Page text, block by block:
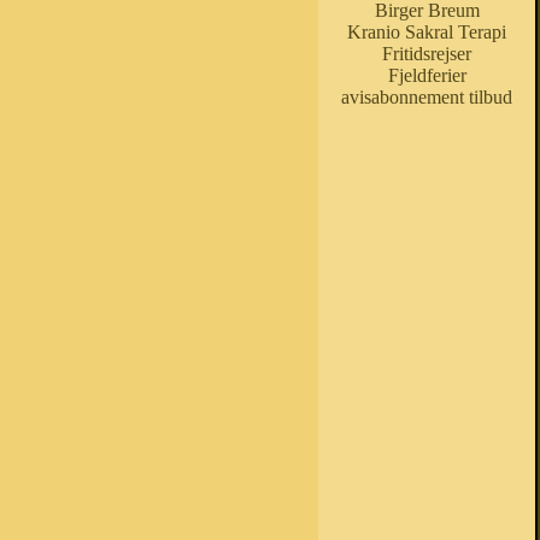
Birger Breum
Kranio Sakral Terapi
Fritidsrejser
Fjeldferier
avisabonnement tilbud